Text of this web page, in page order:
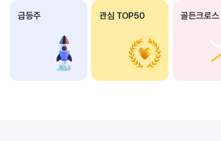
급등주 관심 TOP50 골든크로스